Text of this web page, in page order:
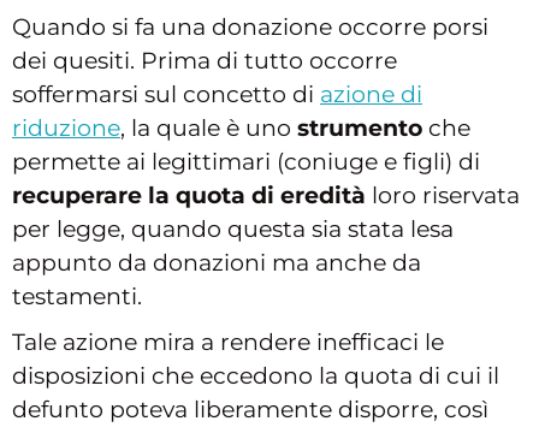
Quando si fa una donazione occorre porsi
dei quesiti. Prima di tutto occorre
soffermarsi sul concetto di azione di
riduzione, la quale è uno strumento che
permette ai legittimari (coniuge e figli) di
recuperare la quota di eredità loro riservata
per legge, quando questa sia stata lesa
appunto da donazioni ma anche da
testamenti.
Tale azione mira a rendere inefficaci le
disposizioni che eccedono la quota di cui il
defunto poteva liberamente disporre, così